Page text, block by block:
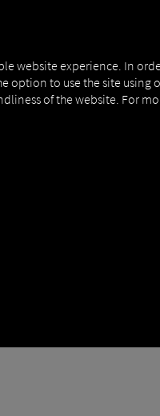
website experience. In
option to use the site
of the website. For